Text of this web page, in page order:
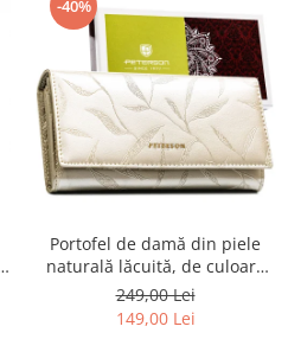
-40%
Portofel de damă din piele
naturală lăcuită, de culoare
bej, cu închidere cu capsă -
Peterson
249,00 Lei
149,00 Lei